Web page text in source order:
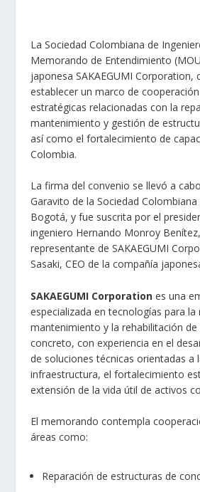
La Sociedad Colombiana de
Memorando de Entendimiento
japonesa SAKAEGUMI Corporation,
establecer un marco de
estratégicas relacionadas con la
mantenimiento y gestión de
así como el fortalecimiento de
Colombia.
La firma del convenio se llevó a
Garavito de la Sociedad
Bogotá, y fue suscrita por el
ingeniero Hernando Monroy
representante de SAKAEGUMI
Sasaki, CEO de la compañía
SAKAEGUMI Corporationes una
especializada en tecnologías para la
mantenimiento y la rehabilitación
concreto, con experiencia en el
de soluciones técnicas orientadas a
infraestructura, el fortalecimiento
extensión de la vida útil de activos
El memorando contempla
áreas como:
Reparación de estructuras de